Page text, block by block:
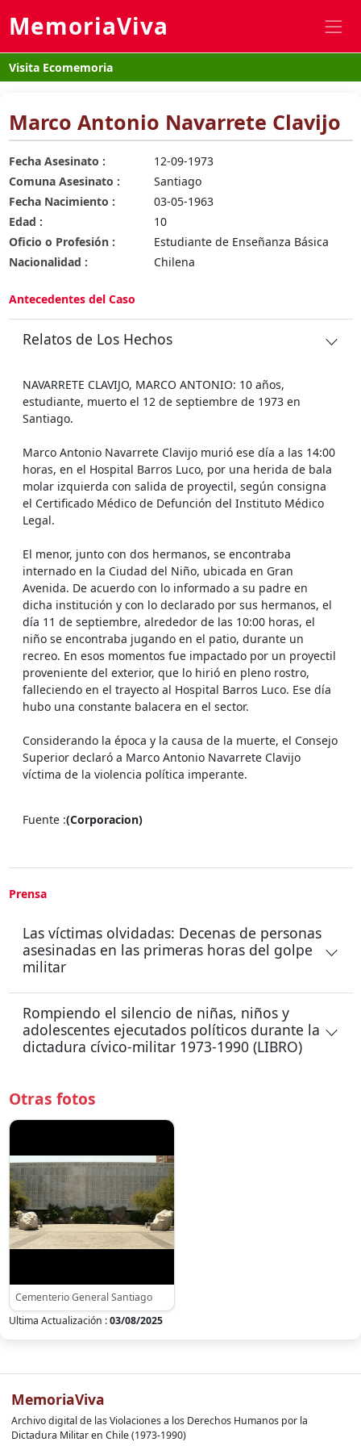
MemoriaViva
Visita Ecomemoria
Marco Antonio Navarrete Clavijo
Fecha Asesinato :
12-09-1973
Comuna Asesinato :
Santiago
Fecha Nacimiento :
03-05-1963
Edad :
10
Oficio o Profesión :
Estudiante de Enseñanza Básica
Nacionalidad :
Chilena
Antecedentes del Caso
Relatos de Los Hechos
NAVARRETE CLAVIJO, MARCO ANTONIO: 10 años,
estudiante, muerto el 12 de septiembre de 1973 en
Santiago.
Marco Antonio Navarrete Clavijo murió ese día a las 14:00
horas, en el Hospital Barros Luco, por una herida de bala
molar izquierda con salida de proyectil, según consigna
el Certificado Médico de Defunción del Instituto Médico
Legal.
El menor, junto con dos hermanos, se encontraba
internado en la Ciudad del Niño, ubicada en Gran
Avenida. De acuerdo con lo informado a su padre en
dicha institución y con lo declarado por sus hermanos, el
día 11 de septiembre, alrededor de las 10:00 horas, el
niño se encontraba jugando en el patio, durante un
recreo. En esos momentos fue impactado por un proyectil
proveniente del exterior, que lo hirió en pleno rostro,
falleciendo en el trayecto al Hospital Barros Luco. Ese día
hubo una constante balacera en el sector.
Considerando la época y la causa de la muerte, el Consejo
Superior declaró a Marco Antonio Navarrete Clavijo
víctima de la violencia política imperante.
Fuente :(Corporacion)
Prensa
Las víctimas olvidadas: Decenas de personas
asesinadas en las primeras horas del golpe
militar
Rompiendo el silencio de niñas, niños y
adolescentes ejecutados políticos durante la
dictadura cívico-militar 1973-1990 (LIBRO)
Otras fotos
Cementerio General Santiago
Ultima Actualización :03/08/2025
MemoriaViva
Archivo digital de las Violaciones a los Derechos Humanos por la
Dictadura Militar en Chile (1973-1990)